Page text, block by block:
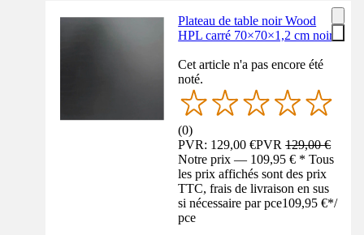
Plateau de table noir Wood
HPL carré 70×70×1,2 cm noir
Cet article n'a pas encore été
noté.
(0)
PVR: 129,00 €PVR129,00 €
Notre prix — 109,95 € * Tous
les prix affichés sont des prix
TTC, frais de livraison en sus
si nécessaire par pce109,95 €*/
pce